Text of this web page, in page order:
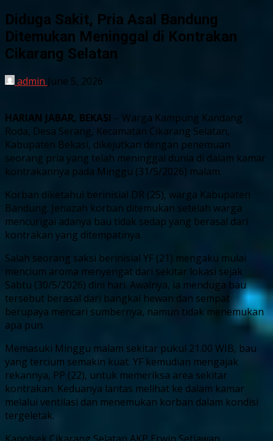
Diduga Sakit, Pria Asal Bandung
Ditemukan Meninggal di Kontrakan
Cikarang Selatan
admin June 5, 2026
HARIAN JABAR, BEKASI – Warga Kampung Kandang
Roda, Desa Serang, Kecamatan Cikarang Selatan,
Kabupaten Bekasi, dikejutkan dengan penemuan
seorang pria yang telah meninggal dunia di dalam kamar
kontrakannya pada Minggu (31/5/2026) malam.
Korban diketahui berinisial DR (25), warga Kabupaten
Bandung. Jenazah korban ditemukan setelah warga
mencurigai adanya bau tidak sedap yang berasal dari
kontrakan yang ditempatinya.
Salah seorang saksi berinisial YF (21) mengaku mulai
mencium aroma menyengat dari sekitar lokasi sejak
Sabtu (30/5/2026) dini hari. Awalnya, ia menduga bau
tersebut berasal dari bangkai hewan dan sempat
berupaya mencari sumbernya, namun tidak menemukan
apa pun.
Memasuki Minggu malam sekitar pukul 21.00 WIB, bau
yang tercium semakin kuat. YF kemudian mengajak
rekannya, PP (22), untuk memeriksa area sekitar
kontrakan. Keduanya lantas melihat ke dalam kamar
melalui ventilasi dan menemukan korban dalam kondisi
tergeletak.